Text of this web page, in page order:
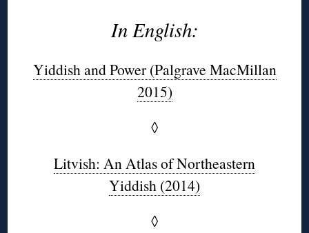
In English:
Yiddish and Power (Palgrave MacMillan
2015)
◊
Litvish: An Atlas of Northeastern
Yiddish (2014)
◊